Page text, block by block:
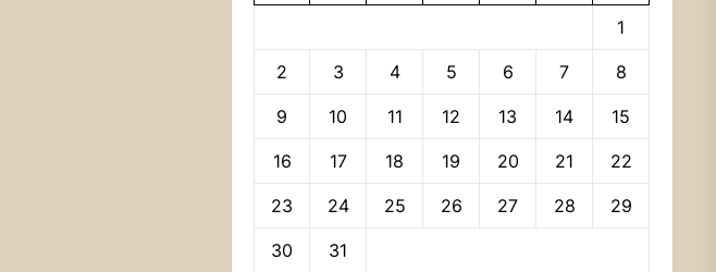
1
2 3 4 5 6 7 8
9 10 11 12 13 14 15
16 17 18 19 20 21 22
23 24 25 26 27 28 29
30
31